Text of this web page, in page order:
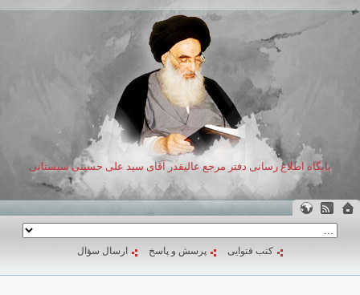
پایگاه اطلاع رسانی دفتر مرجع عالیقدر آقای سید علی حسینی سیستانی
کتب فتوایی پرسش و پاسخ ارسال سؤال